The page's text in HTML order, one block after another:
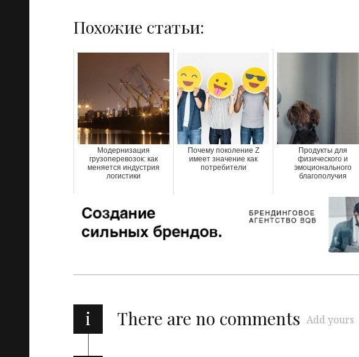
Похожие статьи:
Модернизация
грузоперевозок: как
меняется индустрия
логистики
Почему поколение Z
имеет значение как
потребители
Продукты для
физического и
эмоционального
благополучия
i There are no comments Add yours